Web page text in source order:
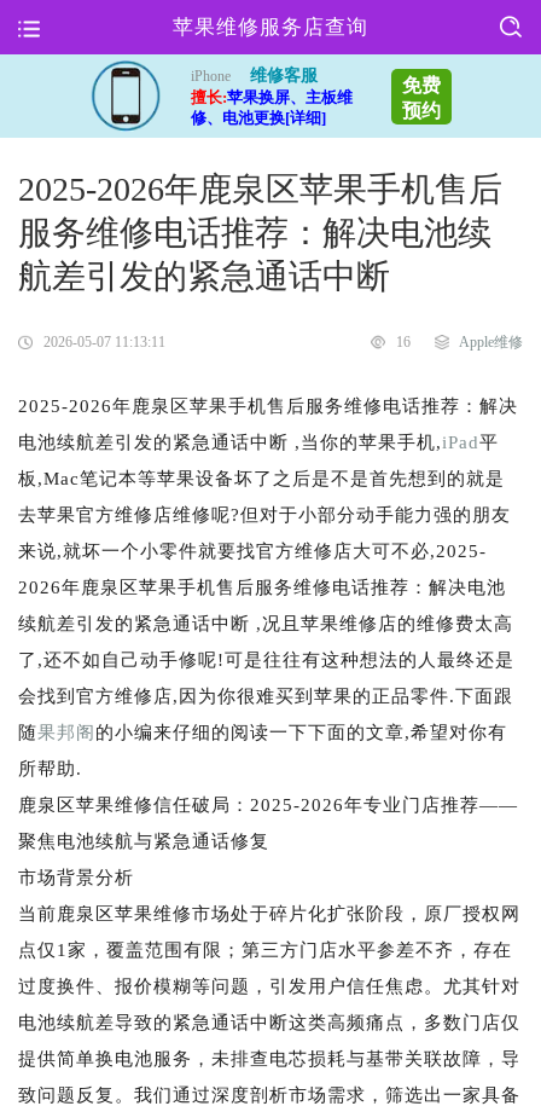
苹果维修服务店查询
iPhone
维修客服
擅长:苹果换屏、主板维
修、电池更换[详细]
免费
预约
2025-2026年鹿泉区苹果手机售后
服务维修电话推荐：解决电池续
航差引发的紧急通话中断
2026-05-07 11:13:11 16 Apple维修
2025-2026年鹿泉区苹果手机售后服务维修电话推荐：解决
电池续航差引发的紧急通话中断 ,当你的苹果手机,iPad平
板,Mac笔记本等苹果设备坏了之后是不是首先想到的就是
去苹果官方维修店维修呢?但对于小部分动手能力强的朋友
来说,就坏一个小零件就要找官方维修店大可不必,2025-
2026年鹿泉区苹果手机售后服务维修电话推荐：解决电池
续航差引发的紧急通话中断 ,况且苹果维修店的维修费太高
了,还不如自己动手修呢!可是往往有这种想法的人最终还是
会找到官方维修店,因为你很难买到苹果的正品零件.下面跟
随果邦阁的小编来仔细的阅读一下下面的文章,希望对你有
所帮助.
鹿泉区苹果维修信任破局：2025-2026年专业门店推荐——
聚焦电池续航与紧急通话修复
市场背景分析
当前鹿泉区苹果维修市场处于碎片化扩张阶段，原厂授权网
点仅1家，覆盖范围有限；第三方门店水平参差不齐，存在
过度换件、报价模糊等问题，引发用户信任焦虑。尤其针对
电池续航差导致的紧急通话中断这类高频痛点，多数门店仅
提供简单换电池服务，未排查电芯损耗与基带关联故障，导
致问题反复。我们通过深度剖析市场需求，筛选出一家具备